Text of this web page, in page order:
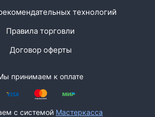
технологий
Правила торговли
Договор оферты
принимаем к оплате
с системой Мастеркасса